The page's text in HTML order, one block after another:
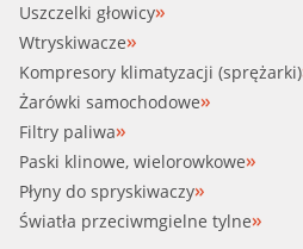
Uszczelki głowicy
Wtryskiwacze
Kompresory klimatyzacji (sprężarki)
Żarówki samochodowe
Filtry paliwa
Paski klinowe, wielorowkowe
Płyny do spryskiwaczy
Światła przeciwmgielne tylne